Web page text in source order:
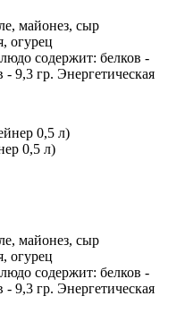
майонез, сыр
огурец
содержит: белков -
- 9,3 гр. Энергетическая
0,5 л)
майонез, сыр
огурец
содержит: белков -
- 9,3 гр. Энергетическая